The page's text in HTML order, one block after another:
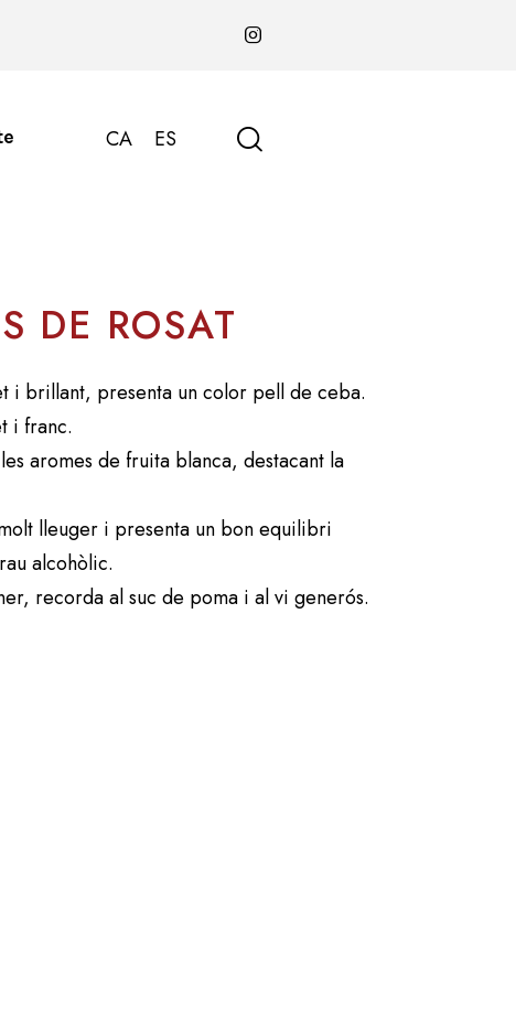
CA ES
DE ROSAT
i brillant, presenta un color pell de ceba.
i franc.
aromes de fruita blanca, destacant la
lleuger i presenta un bon equilibri
alcohòlic.
recorda al suc de poma i al vi generós.